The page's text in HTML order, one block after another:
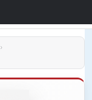
›